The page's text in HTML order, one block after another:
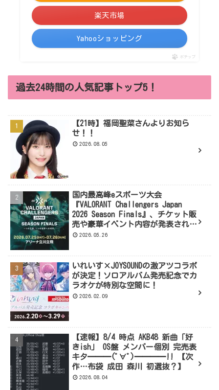
楽天市場
Yahooショッピング
ポチップ
過去24時間の人気記事トップ5！
【21時】福岡聖菜さんよりお知ら
せ！！
2026.08.05
国内最高峰eスポーツ大会
『VALORANT Challengers Japan
2026 Season Finals』、チケット販
売や豪華イベント内容が発表された
よ！2026.05.26
いれいす×JOYSOUNDの激アツコラボ
が決定！ソロアルバム発売記念でカ
ラオケが特別な空間に！
2026.02.09
【速報】8/4 時点 AKB48 新曲「好
きish」 OS盤 メンバー個別 完売表
キタ━━━(ﾟ∀ﾟ)━━━━!! 【次
作…布袋 成田 森川 初選抜？】
2026.08.04